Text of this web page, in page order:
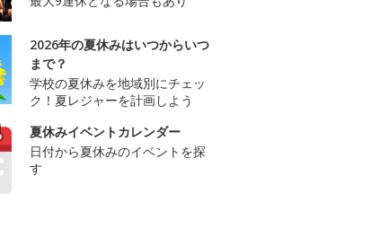
2026年の夏休みはいつからいつ
まで？
学校の夏休みを地域別にチェッ
ク！夏レジャーを計画しよう
夏休みイベントカレンダー
日付から夏休みのイベントを探
す